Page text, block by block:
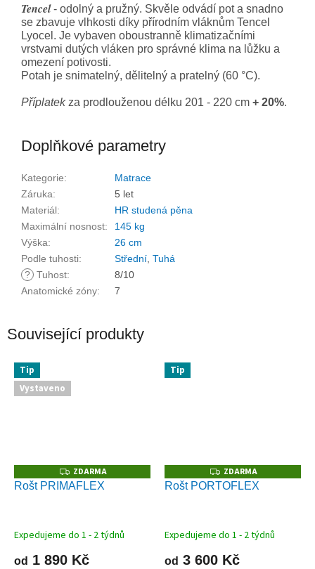
Tencel- odolný a pružný. Skvěle odvádí pot a snadno
se zbavuje vlhkosti díky přírodním vláknům Tencel
Lyocel. Je vybaven oboustranně klimatizačními
vrstvami dutých vláken pro správné klima na lůžku a
omezení potivosti.
Potah je snimatelný, dělitelný a pratelný (60 °C).
Příplatekza prodlouženou délku 201 - 220 cm + 20%.
Doplňkové parametry
Kategorie:
Matrace
Záruka:
5 let
Materiál:
HR studená pěna
Maximální nosnost:
145 kg
Výška:
26 cm
Podle tuhosti: Střední Tuhá
? Tuhost:
8/10
Anatomické zóny: 7
Související produkty
Tip
Vystaveno
Z
D
A
ZDARMA
Rošt PRIMAFLEX
Expedujeme do 1 - 2 týdnů
od 1 890 Kč
Tip
Z
D
A
ZDARMA
Rošt PORTOFLEX
Expedujeme do 1 - 2 týdnů
od 3 600 Kč